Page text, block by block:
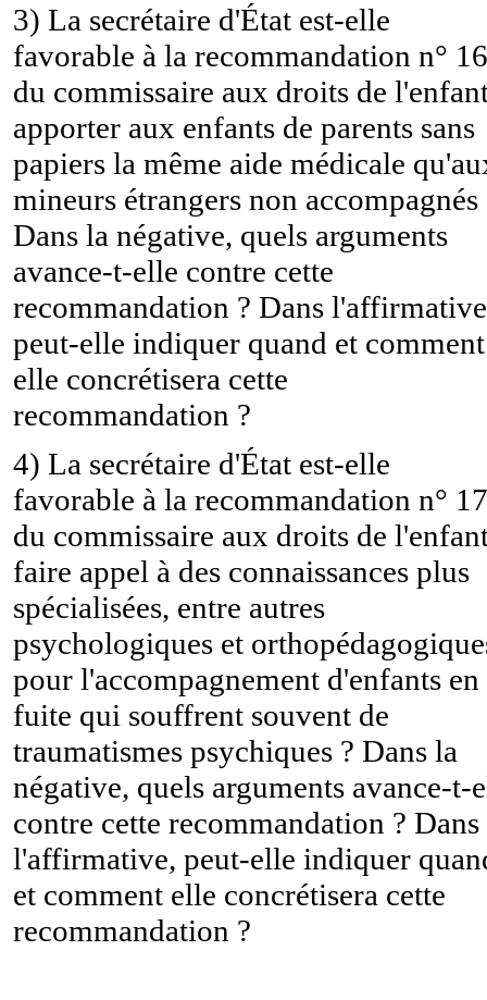
3) La secrétaire d'État est-elle
favorable à la recommandation n° 16
du commissaire aux droits de
apporter aux enfants de parents sans
papiers la même aide médicale
mineurs étrangers non accompagnés
Dans la négative, quels arguments
avance-t-elle contre cette
recommandation ? Dans
peut-elle indiquer quand et comment
elle concrétisera cette
recommandation ?
4) La secrétaire d'État est-elle
favorable à la recommandation n° 17
du commissaire aux droits de
faire appel à des connaissances plus
spécialisées, entre autres
psychologiques et
pour l'accompagnement d'enfants en
fuite qui souffrent souvent de
traumatismes psychiques ? Dans la
négative, quels arguments avance-t-
contre cette recommandation ? Dans
l'affirmative, peut-elle indiquer
et comment elle concrétisera cette
recommandation ?